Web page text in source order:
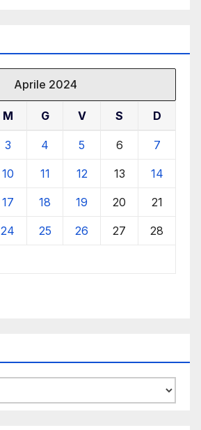
Aprile 2024
M G V S D
3 4 5 6 7
10 11 12 13 14
17 18 19 20 21
24 25 26 27 28